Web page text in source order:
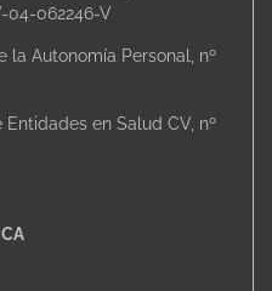
04-062246-V
la Autonomía Personal, nº
en Salud CV, nº